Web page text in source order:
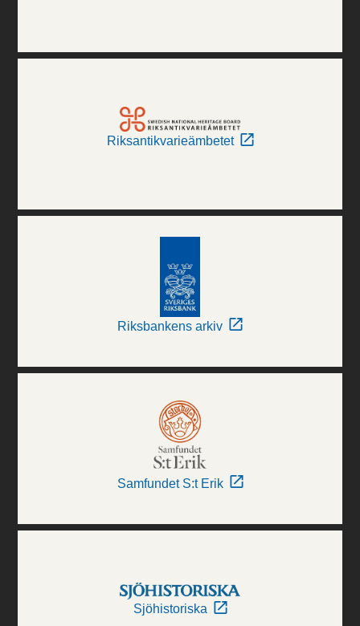
Riksantikvarieämbetet
Riksbankens arkiv
Samfundet S:t Erik
Sjöhistoriska